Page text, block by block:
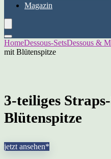
Magazin
HomeDessous-SetsDessous &
mit Blütenspitze
3-teiliges
Blütenspitze
jetzt ansehen*